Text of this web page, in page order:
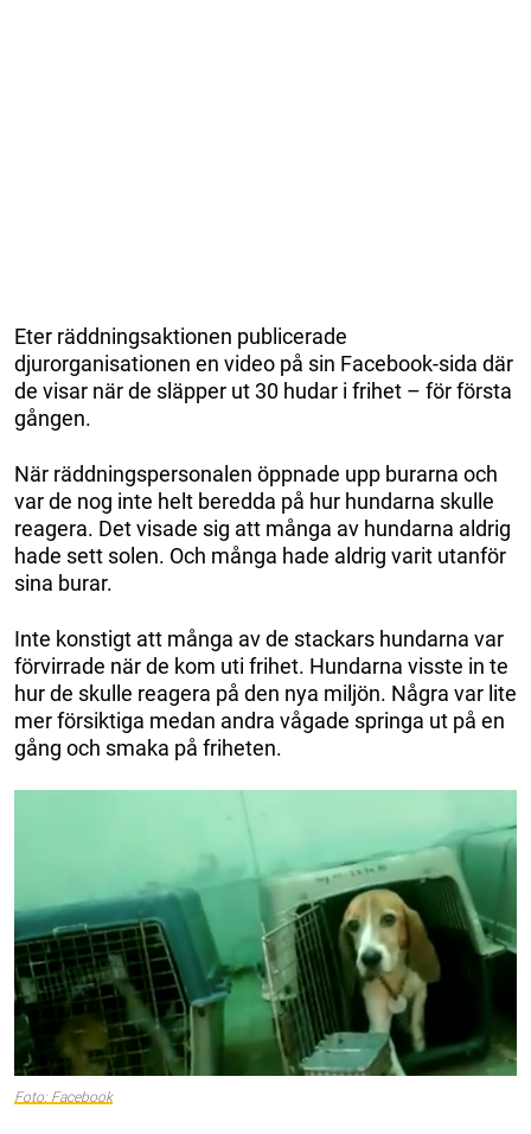
Eter räddningsaktionen publicerade
djurorganisationen en video på sin Facebook-sida där
de visar när de släpper ut 30 hudar i frihet – för första
gången.
När räddningspersonalen öppnade upp burarna och
var de nog inte helt beredda på hur hundarna skulle
reagera. Det visade sig att många av hundarna aldrig
hade sett solen. Och många hade aldrig varit utanför
sina burar.
Inte konstigt att många av de stackars hundarna var
förvirrade när de kom uti frihet. Hundarna visste in te
hur de skulle reagera på den nya miljön. Några var lite
mer försiktiga medan andra vågade springa ut på en
gång och smaka på friheten.
Foto: Facebook